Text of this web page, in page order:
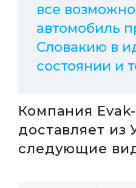
все
автомобиль
Словакию в
состоянии и
Компания
доставляет из
следующие